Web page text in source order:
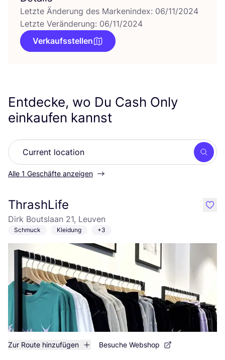
Letzte Änderung des Markenindex: 06/11/2024
Letzte Veränderung: 06/11/2024
Verkaufsstellen
Entdecke, wo Du Cash Only
einkaufen kannst
Alle 1 Geschäfte anzeigen
ThrashLife
Dirk Boutslaan 21, Leuven
Schmuck Kleidung +3
Zur Route hinzufügen Besuche Webshop
like